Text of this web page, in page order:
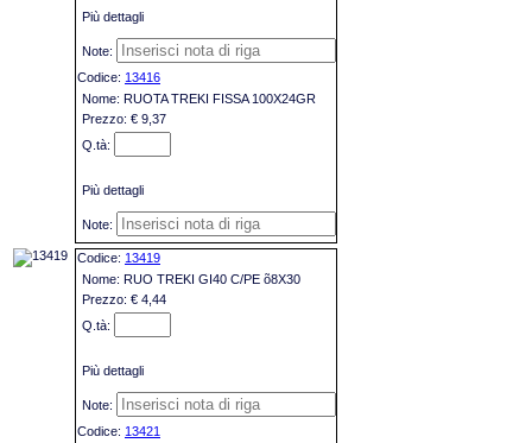
Più dettagli
13416
RUOTA TREKI FISSA 100X24GR
€ 9,37
Più dettagli
13419
RUO TREKI GI40 C/PE õ8X30
€ 4,44
Più dettagli
13421